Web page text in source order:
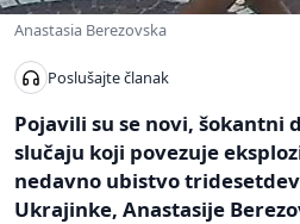
Anastasia Berezovska
Poslušajte članak
Pojavili su se novi, šokantni
slučaju koji povezuje
nedavno ubistvo
Ukrajinke, Anastasije